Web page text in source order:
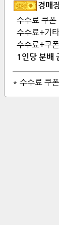
경매
수수료 쿠폰
수수료+기
수수료+쿠
1인당 분배
* 수수료 쿠